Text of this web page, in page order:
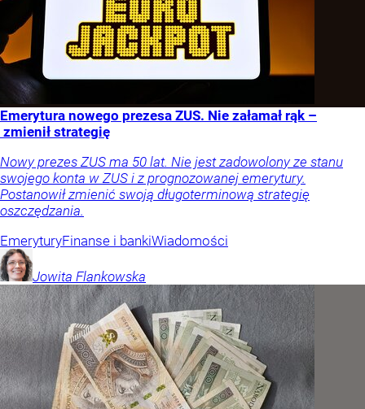
Emerytura nowego prezesa ZUS. Nie załamał rąk –
zmienił strategię
Nowy prezes ZUS ma 50 lat. Nie jest zadowolony ze stanu
swojego konta w ZUS i z prognozowanej emerytury.
Postanowił zmienić swoją długoterminową strategię
oszczędzania.
EmeryturyFinanse i bankiWiadomości
Jowita Flankowska